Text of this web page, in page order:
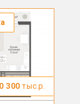
300 тыс.р.